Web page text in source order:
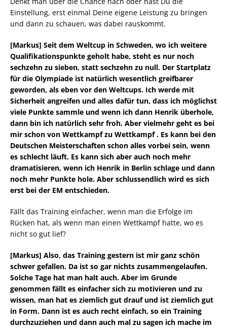
Einstellung, erst einmal Deine eigene Leistung zu bringen
und dann zu schauen, was dabei rauskommt.
[Markus] Seit dem Weltcup in Schweden, wo ich weitere
Qualifikationspunkte geholt habe, steht es nur noch
sechzehn zu sieben, statt sechzehn zu null. Der Startplatz
für die Olympiade ist natürlich wesentlich greifbarer
geworden, als eben vor den Weltcups. Ich werde mit
Sicherheit angreifen und alles dafür tun, dass ich möglichst
viele Punkte sammle und wenn ich dann Henrik überhole,
dann bin ich natürlich sehr froh. Aber vielmehr geht es bei
mir schon von Wettkampf zu Wettkampf . Es kann bei den
Deutschen Meisterschaften schon alles vorbei sein, wenn
es schlecht läuft. Es kann sich aber auch noch mehr
dramatisieren, wenn ich Henrik in Berlin schlage und dann
noch mehr Punkte hole. Aber schlussendlich wird es sich
erst bei der EM entschieden.
Fällt das Training einfacher, wenn man die Erfolge im
Rücken hat, als wenn man einen Wettkampf hatte, wo es
nicht so gut lief?
[Markus] Also, das Training gestern ist mir ganz schön
schwer gefallen. Da ist so gar nichts zusammengelaufen.
Solche Tage hat man halt auch. Aber im Grunde
genommen fällt es einfacher sich zu motivieren und zu
wissen, man hat es ziemlich gut drauf und ist ziemlich gut
in Form. Dann ist es auch recht einfach, so ein Training
durchzuziehen und dann auch mal zu sagen ich mache im